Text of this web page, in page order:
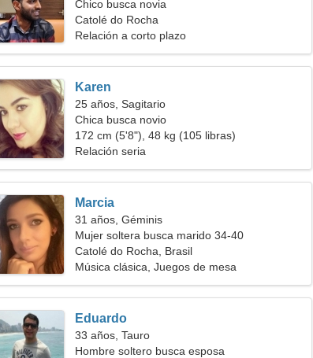
Chico busca novia
Catolé do Rocha
Relación a corto plazo
Karen
25 años, Sagitario
Chica busca novio
172 cm (5'8"), 48 kg (105 libras)
Relación seria
Marcia
31 años, Géminis
Mujer soltera busca marido 34-40
Catolé do Rocha, Brasil
Música clásica, Juegos de mesa
Eduardo
33 años, Tauro
Hombre soltero busca esposa